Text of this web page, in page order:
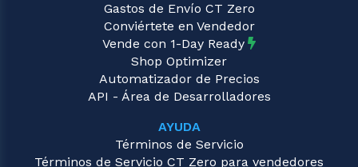
Gastos de Envío CT Zero
Conviértete en Vendedor
Vende con 1-Day Ready
Shop Optimizer
Automatizador de Precios
API - Área de Desarrolladores
AYUDA
Términos de Servicio
Términos de Servicio CT Zero para vendedores